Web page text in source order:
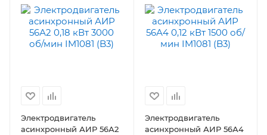
Электродвигатель
асинхронный АИР 56А2
Электродвигатель
асинхронный АИР 56А4